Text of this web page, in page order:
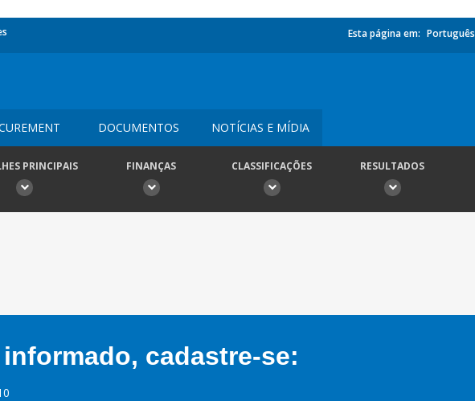
Esta página em: Português
DOCUMENTOS NOTÍCIAS E MÍDIA
PRINCIPAIS FINANÇAS CLASSIFICAÇÕES RESULTADOS
cadastre-se: